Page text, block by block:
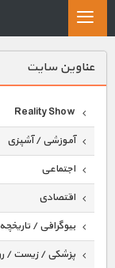
عناوين سايت
Reality Show
آموزشی / آشپزی
اجتماعی
اقتصادی
بیوگرافی / تاریخچه
پزشکی / زیست /